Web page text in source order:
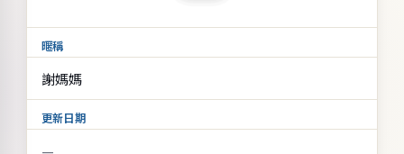
暱稱
謝媽媽
更新日期